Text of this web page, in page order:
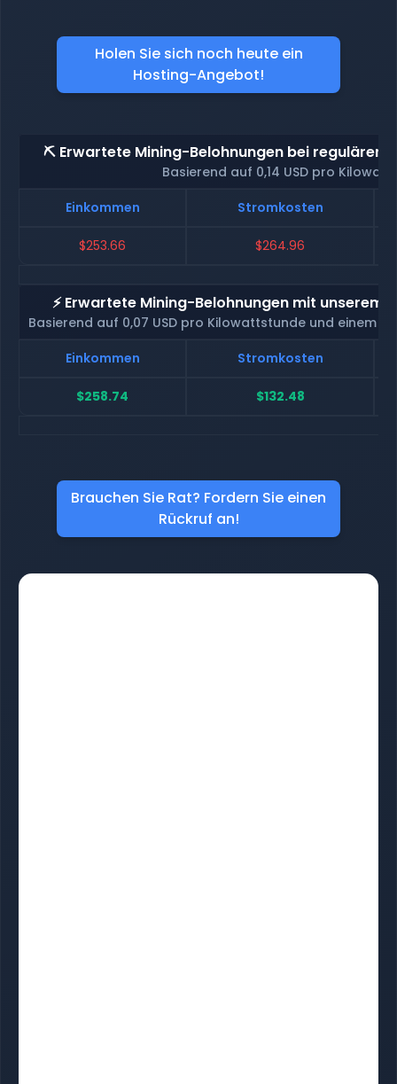
Holen Sie sich noch heute ein
Hosting-Angebot!
⛏️ Erwartete Mining-Belohnungen bei
Basierend auf 0,14 USD pro
Einkommen
Stromkosten
$253.66 $264.96
⚡ Erwartete Mining-Belohnungen mit unserem
Basierend auf 0,07 USD pro Kilowattstunde und einem
Einkommen
Stromkosten
$258.74 $132.48
Brauchen Sie Rat? Fordern Sie einen
Rückruf an!